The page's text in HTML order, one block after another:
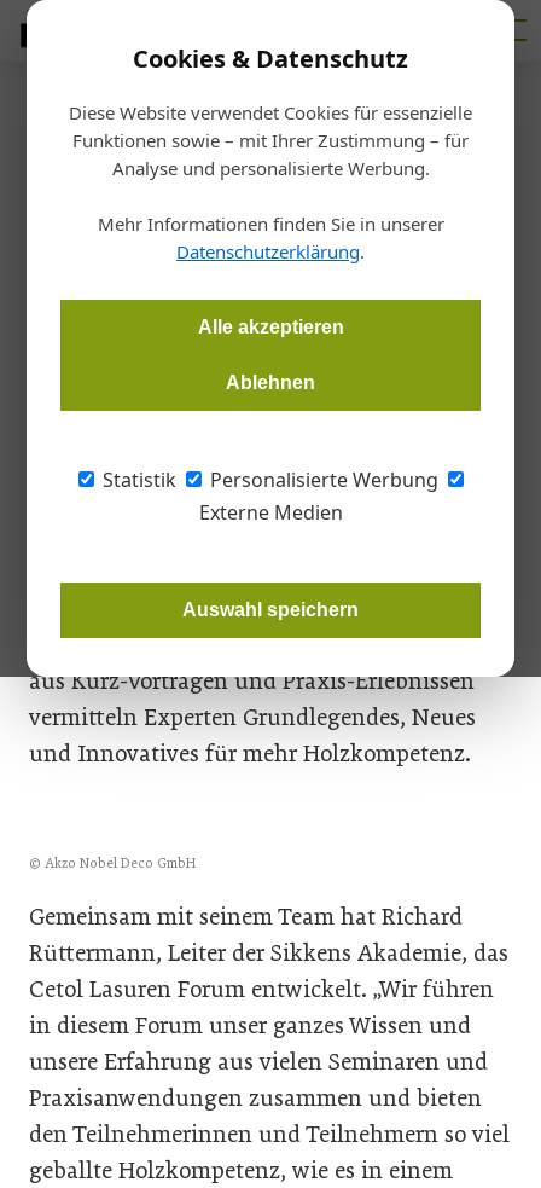
Cookies & Datenschutz
Diese Website verwendet Cookies für essenzielle
Funktionen sowie – mit Ihrer Zustimmung – für
Analyse und personalisierte Werbung.
Mehr Informationen finden Sie in unserer
Datenschutzerklärung.
Alle akzeptieren
Ablehnen
Statistik
Personalisierte Werbung
Externe Medien
Auswahl speichern
Startseite /Markt
Sikkens Akademie
Online-Seminar für mehr
Holzkompetenz
Redaktion Handwerk + Bau
Mit dem „Cetol Lasuren Forum“ vermittelt die Sikkens
Termin der kostenlose Online-Veranstaltung: 9. Juni 2021.
Veranstaltungsformat der Sikkens Akademie
den Baustoff Holz in den Fokus. In einem Mix
aus Kurz-Vorträgen und Praxis-Erlebnissen
vermitteln Experten Grundlegendes, Neues
und Innovatives für mehr Holzkompetenz.
© Akzo Nobel Deco GmbH
Gemeinsam mit seinem Team hat Richard
Rüttermann, Leiter der Sikkens Akademie, das
Cetol Lasuren Forum entwickelt. „Wir führen
in diesem Forum unser ganzes Wissen und
unsere Erfahrung aus vielen Seminaren und
Praxisanwendungen zusammen und bieten
den Teilnehmerinnen und Teilnehmern so viel
geballte Holzkompetenz, wie es in einem